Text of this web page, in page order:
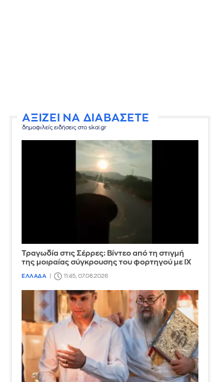
ΑΞΙΖΕΙ ΝΑ ΔΙΑΒΑΣΕΤΕ
δημοφιλείς ειδήσεις στο skai.gr
Τραγωδία στις Σέρρες: Βίντεο από τη στιγμή
της μοιραίας σύγκρουσης του φορτηγού με ΙΧ
ΕΛΛΑΔΑ 11:45, 07.08.2026